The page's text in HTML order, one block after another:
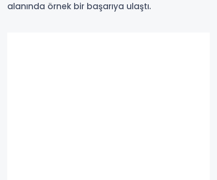
alanında örnek bir başarıya ulaştı.